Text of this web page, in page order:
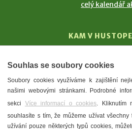
celý kalendář
KAM V
T. G. Masaryk
Mandloně
Ubytování
Restaurace
Souhlas se soubory cookies
Soubory cookies využíváme k zajištění
našimi webovými stránkami. Podrobné
sekci Více informací o cookies. Kliknutím
souhlasíte s tím, že můžeme užívat
užívání pouze některých typů cookies,